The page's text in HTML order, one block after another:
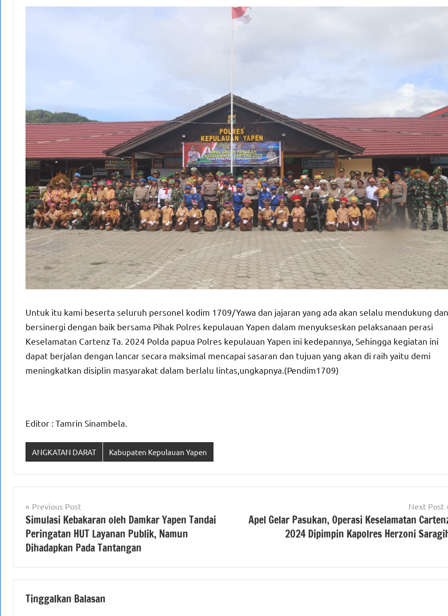
Untuk itu kami beserta seluruh personel kodim 1709/Yawa dan jajaran yang ada akan selalu mendukung dan
bersinergi dengan baik bersama Pihak Polres kepulauan Yapen dalam menyukseskan pelaksanaan perasi
Keselamatan Cartenz Ta. 2024 Polda papua Polres kepulauan Yapen ini kedepannya, Sehingga kegiatan ini
dapat berjalan dengan lancar secara maksimal mencapai sasaran dan tujuan yang akan di raih yaitu demi
meningkatkan disiplin masyarakat dalam berlalu lintas,ungkapnya.(Pendim1709)
Editor : Tamrin Sinambela.
ANGKATAN DARAT Kabupaten Kepulauan Yapen
Navigasi
pos
Previous Post
Simulasi Kebakaran oleh Damkar Yapen Tandai
Peringatan HUT Layanan Publik, Namun
Dihadapkan Pada Tantangan
Next Post
Apel Gelar Pasukan, Operasi Keselamatan
2024 Dipimpin Kapolres Herzoni
Tinggalkan Balasan